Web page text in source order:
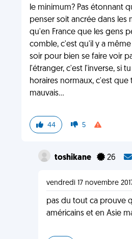
le minimum? Pas étonnant
penser soit ancrée dans les
qu'en France que les gens
comble, c'est qu'il y a
soir pour bien se faire voir
l'étranger, c'est l'inverse, si
horaires normaux, c'est que
mauvais...
44 5
toshikane 26
vendredi 17 novembre
pas du tout ca prouve
américains et en Asie